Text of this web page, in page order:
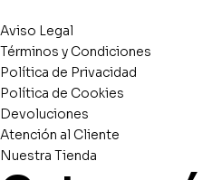
Aviso Legal
Términos y Condiciones
Política de Privacidad
Política de Cookies
Devoluciones
Atención al Cliente
Nuestra Tienda